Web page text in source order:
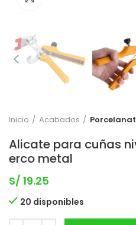
Inicio Acabados
Alicate para cuñas
erco metal
S/ 19.25
20 disponibles